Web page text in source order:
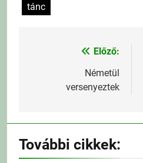
tánc
Bejegyzés
navigáció
Előző:
Németül
versenyeztek
További cikkek: